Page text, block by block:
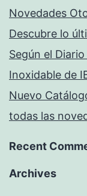
Novedades
Descubre lo
Según el
Inoxidable de
Nuevo
todas las
Recent
Archives